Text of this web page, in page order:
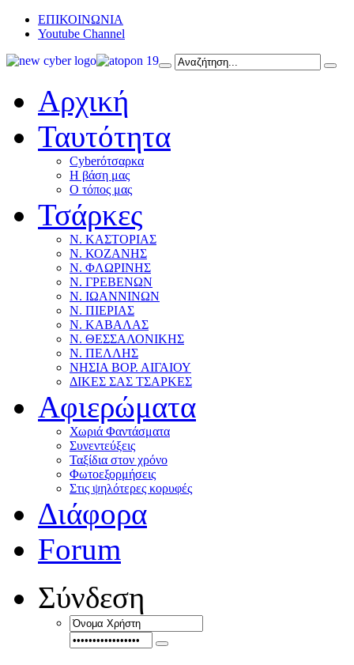
ΕΠΙΚΟΙΝΩΝΙΑ
Youtube Channel
Αρχική
Ταυτότητα
Cyberότσαρκα
Η βάση μας
Ο τόπος μας
Τσάρκες
Ν. ΚΑΣΤΟΡΙΑΣ
Ν. ΚΟΖΑΝΗΣ
Ν. ΦΛΩΡΙΝΗΣ
Ν. ΓΡΕΒΕΝΩΝ
Ν. ΙΩΑΝΝΙΝΩΝ
Ν. ΠΙΕΡΙΑΣ
Ν. ΚΑΒΑΛΑΣ
Ν. ΘΕΣΣΑΛΟΝΙΚΗΣ
Ν. ΠΕΛΛΗΣ
ΝΗΣΙΑ ΒΟΡ. ΑΙΓΑΙΟΥ
ΔΙΚΕΣ ΣΑΣ ΤΣΑΡΚΕΣ
Αφιερώματα
Χωριά Φαντάσματα
Συνεντεύξεις
Ταξίδια στον χρόνο
Φωτοεξορμήσεις
Στις ψηλότερες κορυφές
Διάφορα
Forum
Σύνδεση